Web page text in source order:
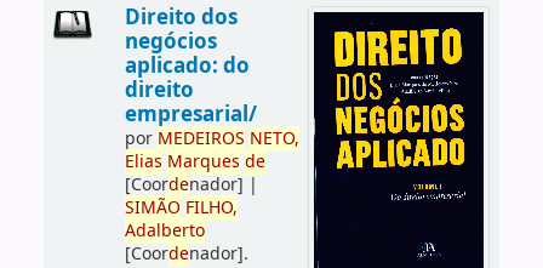
Direito dos
negócios
aplicado: do
direito
empresarial/
por MEDEIROS NETO,
Elias Marques de
[Coordenador] |
SIMÃO FILHO,
Adalberto
[Coordenador].